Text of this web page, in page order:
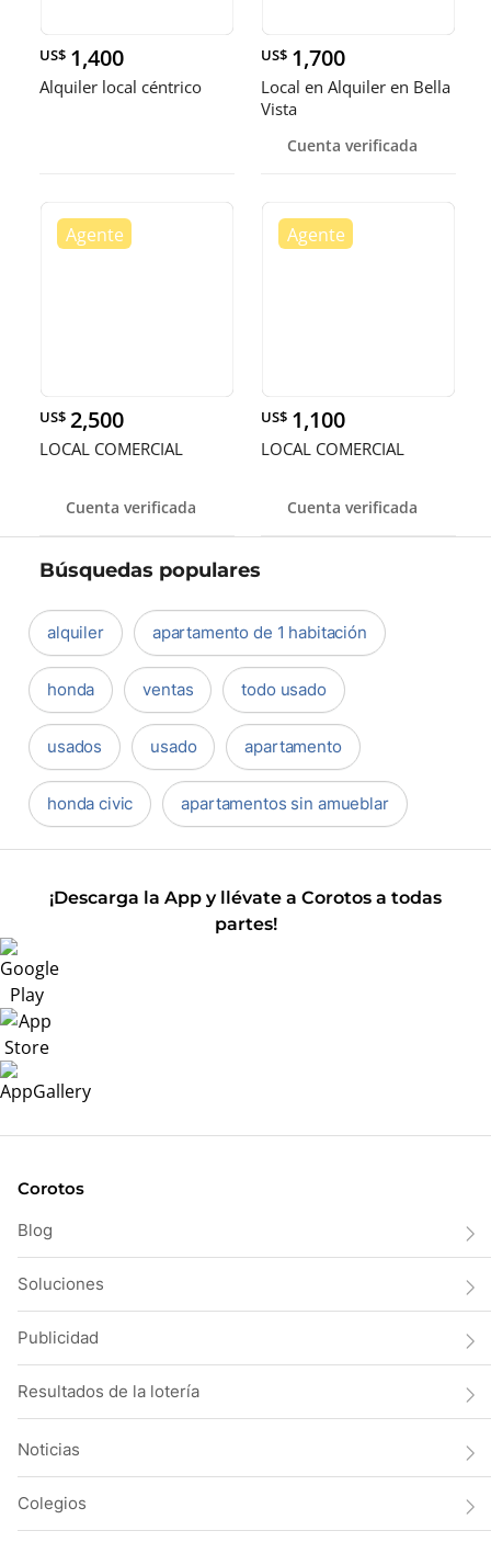
US$ 1,400
Alquiler local céntrico
US$ 1,700
Local en Alquiler en Bella
Vista
Cuenta verificada
US$ 2,500
LOCAL COMERCIAL
Cuenta verificada
US$ 1,100
LOCAL COMERCIAL
Cuenta verificada
Búsquedas populares
alquiler apartamento de 1 habitación
honda ventas todo usado
usados usado apartamento
honda civic apartamentos sin amueblar
¡Descarga la App y llévate a Corotos a todas
partes!
Corotos
Blog
Soluciones
Publicidad
Resultados de la lotería
Noticias
Colegios